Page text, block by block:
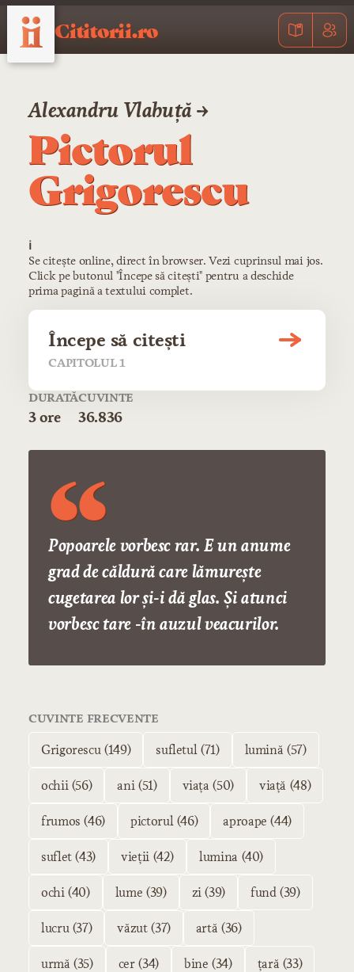
Cititorii.ro
Alexandru Vlahuță →
Pictorul
Grigorescu
ℹ️
Se citește online, direct în browser. Vezi cuprinsul mai jos.
Click pe butonul "Începe să citești" pentru a deschide
prima pagină a textului complet.
Începe să citești
CAPITOLUL 1
DURATĂ
3 ore
CUVINTE
36.836
Popoarele vorbesc rar. E un anume
grad de căldură care lămurește
cugetarea lor și-i dă glas. Și atunci
vorbesc tare -în auzul veacurilor.
CUVINTE FRECVENTE
Grigorescu (149) sufletul (71) lumină (57)
ochii (56) ani (51) viața (50) viață (48)
frumos (46) pictorul (46) aproape (44)
suflet (43) vieții (42) lumina (40)
ochi (40) lume (39) zi (39) fund (39)
lucru (37) văzut (37) artă (36)
urmă (35) cer (34) bine (34) țară (33)